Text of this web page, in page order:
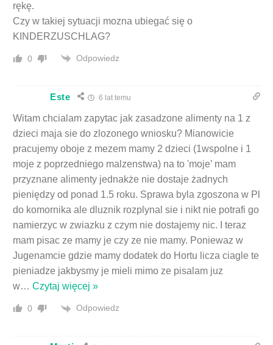
rękę.
Czy w takiej sytuacji mozna ubiegać się o
KINDERZUSCHLAG?
0 Odpowiedz
Este 6 lat temu
Witam chcialam zapytac jak zasadzone alimenty na 1 z
dzieci maja sie do zlozonego wniosku? Mianowicie
pracujemy oboje z mezem mamy 2 dzieci (1wspolne i 1
moje z poprzedniego malzenstwa) na to 'moje’ mam
przyznane alimenty jednakże nie dostaje żadnych
pieniędzy od ponad 1.5 roku. Sprawa byla zgoszona w Pl
do komornika ale dluznik rozplynal sie i nikt nie potrafi go
namierzyc w zwiazku z czym nie dostajemy nic. I teraz
mam pisac ze mamy je czy ze nie mamy. Poniewaz w
Jugenamcie gdzie mamy dodatek do Hortu licza ciagle te
pieniadze jakbysmy je mieli mimo ze pisalam juz
w… Czytaj więcej »
0 Odpowiedz